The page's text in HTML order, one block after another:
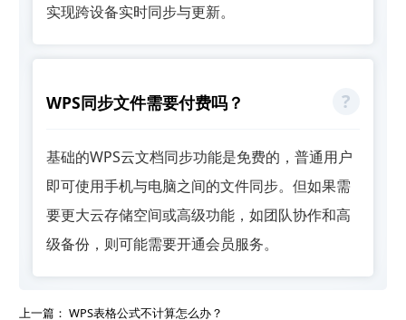
实现跨设备实时同步与更新。
WPS同步文件需要付费吗？
基础的WPS云文档同步功能是免费的，普通用户
即可使用手机与电脑之间的文件同步。但如果需
要更大云存储空间或高级功能，如团队协作和高
级备份，则可能需要开通会员服务。
上一篇： WPS表格公式不计算怎么办？